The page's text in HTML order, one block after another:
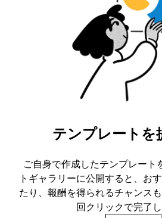
テンプレートを
ご自身で作成したテンプレー
トギャラリーに公開すると、お
たり、報酬を得られるチャンス
回クリックで完了し